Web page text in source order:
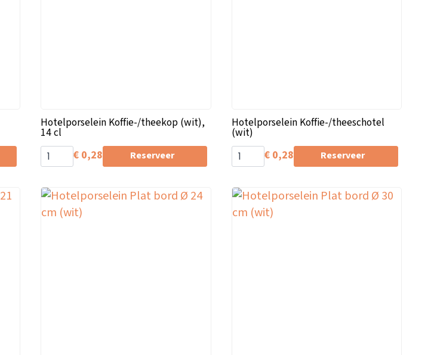
Hotelporselein Koffie-/theekop (wit),
14 cl
€ 0,28 Reserveer
Hotelporselein Koffie-/theeschotel
(wit)
€0,28 Reserveer